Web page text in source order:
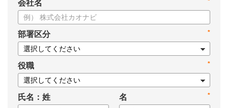
会社名
*
部署区分
*
役職
氏名：姓 *
名